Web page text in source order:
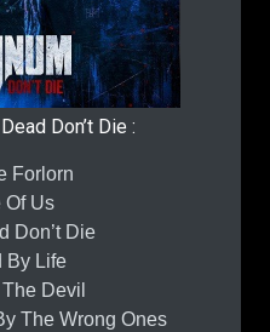
Don’t Die :
Forlorn
Of Us
Don’t Die
By Life
Devil
The Wrong Ones